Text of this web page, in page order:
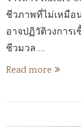
ชีวภาพที่ไม่เหมือ
อาจปฏิวัติวงการ
ชีวมวล …
Read more